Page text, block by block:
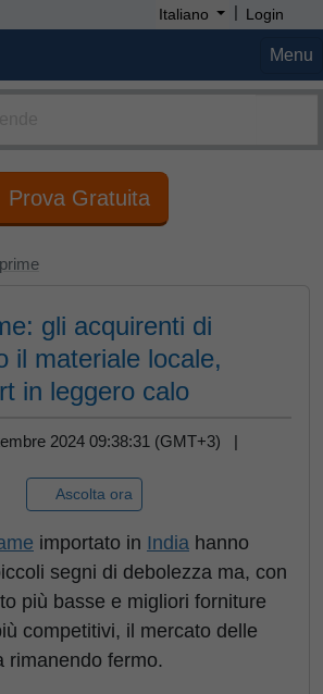
Italiano | Login
Menu
Prova Gratuita
gli acquirenti di
il materiale locale,
in leggero calo
2024 09:38:31 (GMT+3) |
Ascolta ora
importato in India hanno
segni di debolezza ma, con
più basse e migliori forniture
competitivi, il mercato delle
rimanendo fermo.